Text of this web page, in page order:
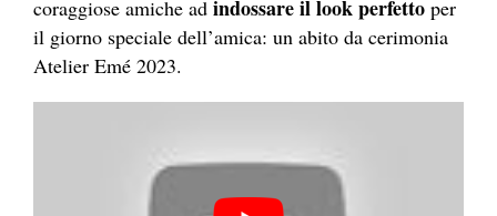
coraggiose amiche ad indossare illook perfetto per
il giorno speciale dell’amica: un abito da cerimonia
Atelier Emé 2023.